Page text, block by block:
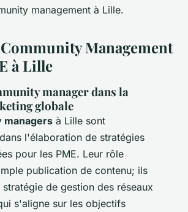
management à Lille.
Management
à Lille
manager dans la
globale
managers à Lille sont
l'élaboration de stratégies
pour les PME. Leur rôle
publication de contenu; ils
de gestion des réseaux
s'aligne sur les objectifs